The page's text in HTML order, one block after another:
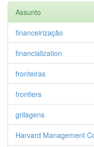
Assunto
financeirização
financialization
fronteiras
frontiers
grilagens
Harvard Management